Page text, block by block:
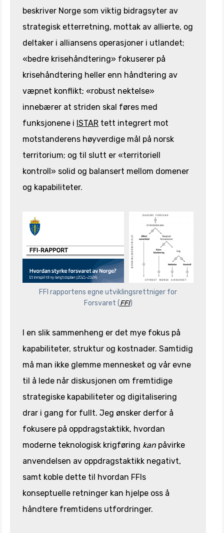
beskriver Norge som viktig bidragsyter av
strategisk etterretning, mottak av allierte, og
deltaker i alliansens operasjoner i utlandet;
«bedre krisehåndtering» fokuserer på
krisehåndtering heller enn håndtering av
væpnet konflikt; «robust nektelse»
innebærer at striden skal føres med
funksjonene i ISTAR tett integrert mot
motstanderens høyverdige mål på norsk
territorium; og til slutt er «territoriell
kontroll» solid og balansert mellom domener
og kapabiliteter.
FFI rapportens egne utviklingsrettniger for
Forsvaret (FFI)
I en slik sammenheng er det mye fokus på
kapabiliteter, struktur og kostnader. Samtidig
må man ikke glemme mennesket og vår evne
til å lede når diskusjonen om fremtidige
strategiske kapabiliteter og digitalisering
drar i gang for fullt. Jeg ønsker derfor å
fokusere på oppdragstaktikk, hvordan
moderne teknologisk krigføring kan påvirke
anvendelsen av oppdragstaktikk negativt,
samt koble dette til hvordan FFIs
konseptuelle retninger kan hjelpe oss å
håndtere fremtidens utfordringer.